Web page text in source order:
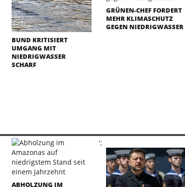
BUND KRITISIERT
UMGANG MIT
NIEDRIGWASSER
SCHARF
GRÜNEN-CHEF FORDERT
MEHR KLIMASCHUTZ
GEGEN NIEDRIGWASSER
';
ABHOLZUNG IM